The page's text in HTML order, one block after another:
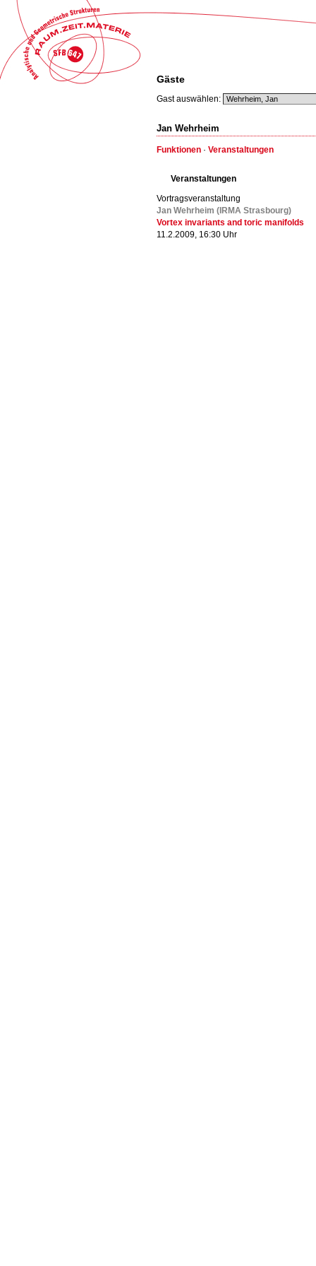
Gäste
Gast auswählen:
Jan Wehrheim
Funktionen · Veranstaltungen
Veranstaltungen
Vortragsveranstaltung
Jan Wehrheim (IRMA Strasbourg)
Vortex invariants and toric manifolds
11.2.2009, 16:30 Uhr